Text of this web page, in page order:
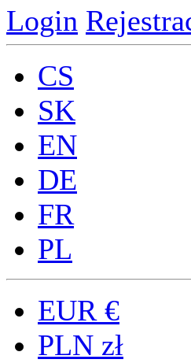
Login
CS
SK
EN
DE
FR
PL
EUR €
PLN zł